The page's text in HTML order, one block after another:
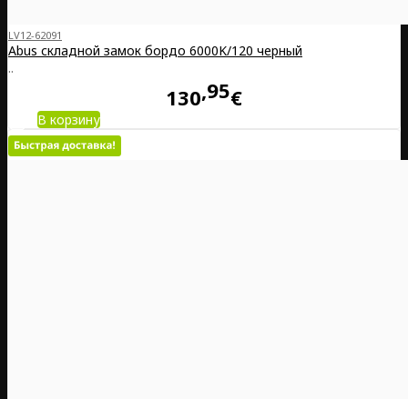
LV12-62091
Abus складной замок бордо 6000K/120 черный
..
130 95€
В корзину